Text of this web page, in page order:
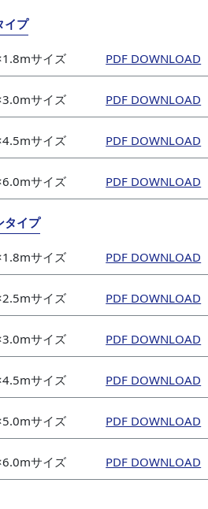
イプ
サイズ
サイズ
サイズ
サイズ
タイプ
サイズ
サイズ
サイズ
サイズ
サイズ
サイズ